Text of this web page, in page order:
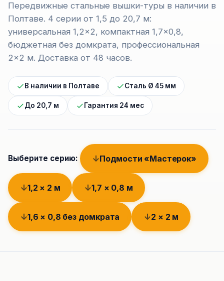
Передвижные стальные вышки-туры в наличии в
Полтаве. 4 серии от 1,5 до 20,7 м:
универсальная 1,2×2, компактная 1,7×0,8,
бюджетная без домкрата, профессиональная
2×2 м. Доставка от 48 часов.
В наличии в Полтаве Сталь Ø 45 мм
До 20,7 м Гарантия 24 мес
Выберите серию: Подмости «Мастерок»
1,2 × 2 м 1,7 × 0,8 м
1,6 × 0,8 без домкрата 2 × 2 м